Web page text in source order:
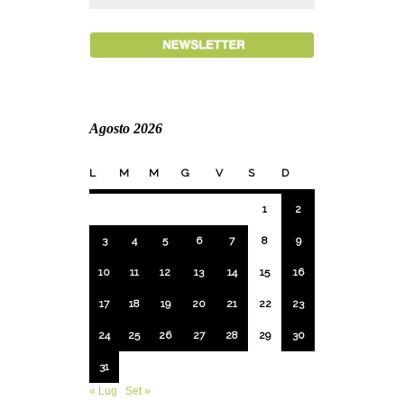
Agosto 2026
L M M G V S D
1 2
3 4 5 6 7 8 9
10 11 12 13 14 15 16
17 18 19 20 21 22 23
24 25 26 27 28 29 30
31
« Lug
Set »